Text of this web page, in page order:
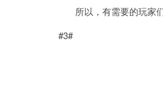
所以，有需要的玩家们
#3#